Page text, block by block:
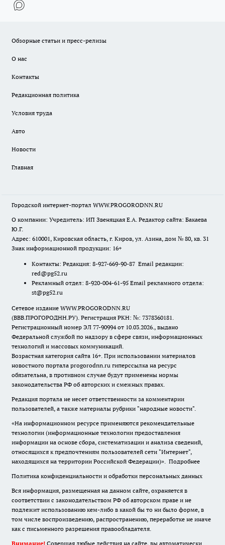
Обзорные статьи и пресс-релизы
О нас
Контакты
Редакционная политика
Условия труда
Авто
Новости
Главная
Городской интернет-портал WWW.PROGORODNN.RU
О компании: Учредитель: ИП Звеняцкая Е.А. Редактор сайта: Бакаева
Ю.Г.
Адрес: 610001, Кировская область, г. Киров, ул. Азина, дом № 80, кв. 31
Знак информационной продукции: 16+
Контакты: Редакция: 8-927-669-90-87 Email редакции:
red@pg52.ru
Рекламный отдел: 8-920-004-61-95 Email рекламного отдела:
st@pg52.ru
Сетевое издание WWW.PROGORODNN.RU
(ВВВ.ПРОГОРОДНН.РУ). Регистрация РКН: №: 7378360181.
Регистрационный номер ЭЛ 77-90994 от 10.03.2026., выдано
Федеральной службой по надзору в сфере связи, информационных
технологий и массовых коммуникаций.
Возрастная категория сайта 16+. При использовании материалов
новостного портала progorodnn.ru гиперссылка на ресурс
обязательна, в противном случае будут применены нормы
законодательства РФ об авторских и смежных правах.
Редакция портала не несет ответственности за комментарии
пользователей, а также материалы рубрики "народные новости".
«На информационном ресурсе применяются рекомендательные
технологии (информационные технологии предоставления
информации на основе сбора, систематизации и анализа сведений,
относящихся к предпочтениям пользователей сети "Интернет",
находящихся на территории Российской Федерации)». Подробнее
Политика конфиденциальности и обработки персональных данных
Вся информация, размещенная на данном сайте, охраняется в
соответствии с законодательством РФ об авторском праве и не
подлежит использованию кем-либо в какой бы то ни было форме, в
том числе воспроизведению, распространению, переработке не иначе
как с письменного разрешения правообладателя.
Внимание! Совершая любые действия на сайте, вы автоматически